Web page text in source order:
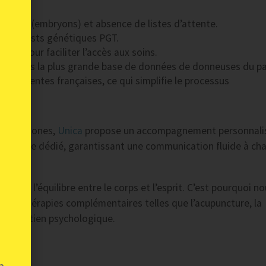
don (embryons) et absence de listes d’attente.
tests génétiques PGT.
pour faciliter l’accès aux soins.
la plus grande base de données de donneuses du
patientes françaises, ce qui simplifie le processus
Unica propose un accompagnement
dédié, garantissant une communication fluide à
par l’équilibre entre le corps et l’esprit. C’est pourquoi
thérapies complémentaires telles que l’acupuncture, la
soutien psychologique.